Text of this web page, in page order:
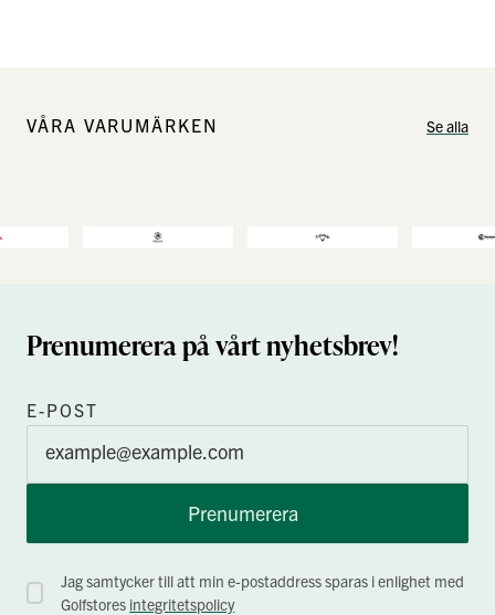
VÅRA VARUMÄRKEN Se alla
Prenumerera på vårt nyhetsbrev!
E-POST
Prenumerera
Jag samtycker till att min e-postaddress sparas i enlighet med
Golfstores integritetspolicy